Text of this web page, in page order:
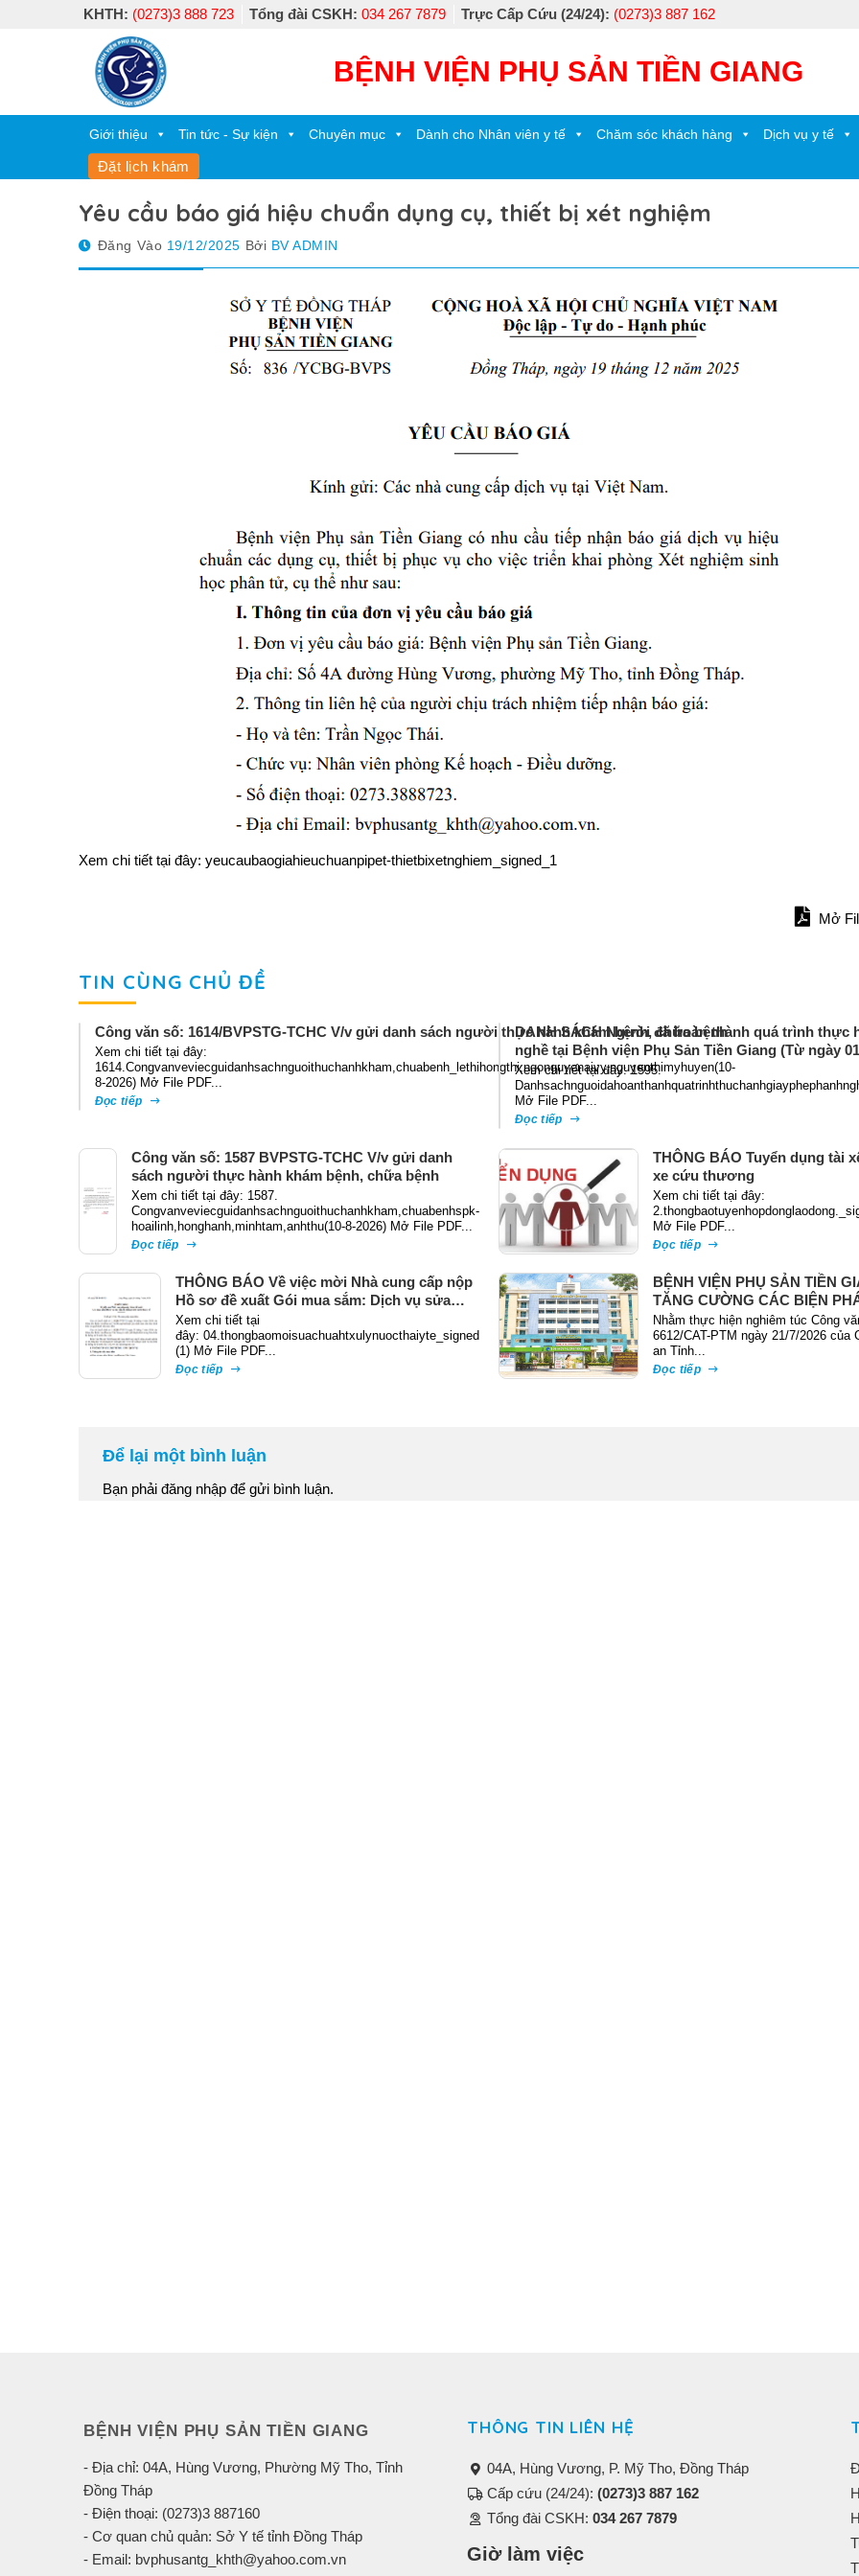
KHTH: (0273)3 888 723 Tổng đài CSKH: 034 267 7879 Trực Cấp Cứu (24/24): (0273)3 887 162
BỆNH VIỆN PHỤ SẢN TIỀN GIANG
Giới thiệu Tin tức - Sự kiện Chuyên mục Dành cho Nhân viên y tế Chăm sóc khách hàng Dịch vụ y tế
Đặt lịch khám
Yêu cầu báo giá hiệu chuẩn dụng cụ, thiết bị xét nghiệm
Đăng Vào 19/12/2025 Bởi BV ADMIN
Xem chi tiết tại đây: yeucaubaogiahieuchuanpipet-thietbixetnghiem_signed_1
Mở
TIN CÙNG CHỦ ĐỀ
Công văn số: 1614/BVPSTG-TCHC V/v gửi danh sách người thực hành khám bệnh, chữa bệnh
Xem chi tiết tại đây:
1614.Congvanveviecguidanhsachnguoithuchanhkham,chuabenh_lethihongthi,ngonguyenaivy,nguyenthimyhuyen(10-
8-2026) Mở File PDF...
Đọc tiếp
DANH SÁCH Người đã hoàn thành quá trình thực
nghề tại Bệnh viện Phụ Sản Tiền Giang (Từ ngày
Xem chi tiết tại đây: 1595.
Mở File PDF...
Đọc tiếp
Công văn số: 1587 BVPSTG-TCHC V/v gửi danh
sách người thực hành khám bệnh, chữa bệnh
Xem chi tiết tại đây: 1587.
Congvanveviecguidanhsachnguoithuchanhkham,chuabenhspk-
hoailinh,honghanh,minhtam,anhthu(10-8-2026) Mở File PDF...
Đọc tiếp
THÔNG BÁO Tuyển dụng tài
xe cứu thương
Xem chi tiết tại đây:
Mở File PDF...
Đọc tiếp
THÔNG BÁO Về việc mời Nhà cung cấp nộp
Hồ sơ đề xuất Gói mua sắm: Dịch vụ sửa
chữa hệ thống xử lý nước thải y tế
Xem chi tiết tại
đây: 04.thongbaomoisuachuahtxulynuocthaiyte_signed
(1) Mở File PDF...
Đọc tiếp
BỆNH VIỆN PHỤ SẢN TIỀN
TĂNG CƯỜNG CÁC BIỆN
PHÒNG NGỪA, ĐẤU TRANH
TỘI PHẠM TRỘM CẮP TÀI
Nhằm thực hiện nghiêm túc Công
6612/CAT-PTM ngày 21/7/2026 của
an Tỉnh...
Đọc tiếp
Để lại một bình luận
Bạn phải đăng nhậpđể gửi bình luận.
BỆNH VIỆN PHỤ SẢN TIỀN GIANG
- Địa chỉ: 04A, Hùng Vương, Phường Mỹ Tho, Tỉnh
Đồng Tháp
- Điện thoại: (0273)3 887160
- Cơ quan chủ quản: Sở Y tế tỉnh Đồng Tháp
- Email: bvphusantg_khth@yahoo.com.vn
THÔNG TIN LIÊN HỆ
04A, Hùng Vương, P. Mỹ Tho, Đồng Tháp
Cấp cứu (24/24): (0273)3 887 162
Tổng đài CSKH: 034 267 7879
Giờ làm việc